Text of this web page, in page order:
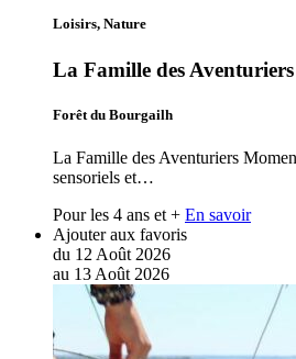
Loisirs, Nature
La Famille des Aventuriers
Forêt du Bourgailh
La Famille des Aventuriers
sensoriels et…
Pour les 4 ans et + En savoir
Ajouter aux favoris
du 12 Août 2026
au 13 Août 2026